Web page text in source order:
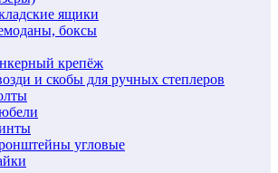
ящики
боксы
крепёж
и скобы для ручных степлеров
угловые